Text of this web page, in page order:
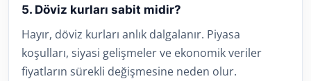
5. Döviz kurları sabit midir?
Hayır, döviz kurları anlık dalgalanır. Piyasa
koşulları, siyasi gelişmeler ve ekonomik veriler
fiyatların sürekli değişmesine neden olur.